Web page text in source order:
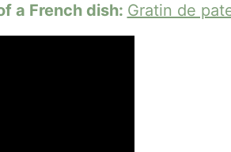
a French dish: Gratin de